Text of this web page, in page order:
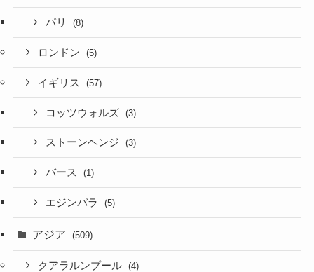
パリ (8)
ロンドン (5)
イギリス (57)
コッツウォルズ (3)
ストーンヘンジ (3)
バース (1)
エジンバラ (5)
アジア (509)
クアラルンプール (4)